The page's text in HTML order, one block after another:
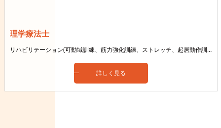
理学療法士
リハビリテーション(可動域訓練、筋力強化訓練、ストレッチ、起居動作訓練、歩行訓練)など
詳しく見る